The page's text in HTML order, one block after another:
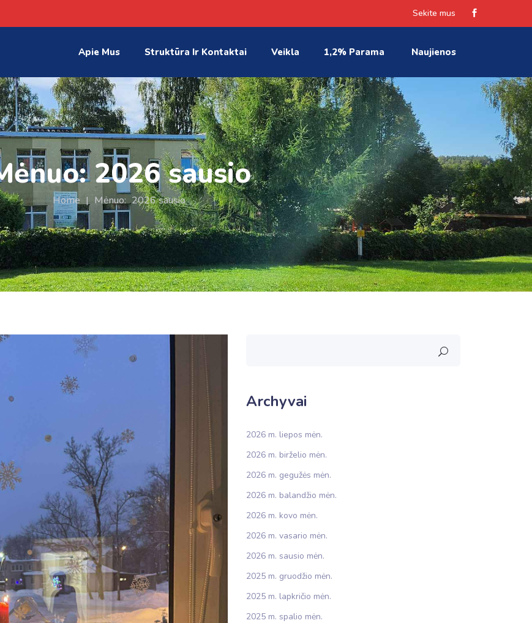
Sekite mus
Apie Mus Struktūra Ir Kontaktai Veikla 1,2% Parama Naujienos
2026 sausio
Home | Mėnuo: 2026 sausio
Archyvai
2026 m. liepos mėn.
2026 m. birželio mėn.
2026 m. gegužės mėn.
2026 m. balandžio mėn.
2026 m. kovo mėn.
2026 m. vasario mėn.
2026 m. sausio mėn.
2025 m. gruodžio mėn.
2025 m. lapkričio mėn.
2025 m. spalio mėn.